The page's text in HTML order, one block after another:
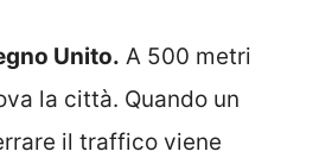
Unito. A 500 metri
la città. Quando un
il traffico viene